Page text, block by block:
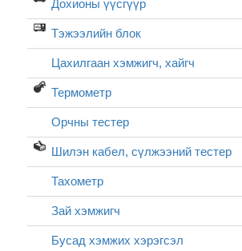
Дохионы үүсгүүр
Тэжээлийн блок
Цахилгаан хэмжигч, хайгч
Термометр
Орчны тестер
Шилэн кабел, cүлжээний тестер
Тахометр
Зай хэмжигч
Бусад хэмжих хэрэгсэл